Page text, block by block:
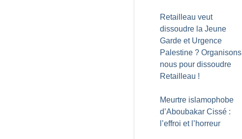
Retailleau veut
dissoudre la Jeune
Garde et Urgence
Palestine ? Organisons
nous pour dissoudre
Retailleau !
Meurtre islamophobe
d’Aboubakar Cissé :
l’effroi et l’horreur